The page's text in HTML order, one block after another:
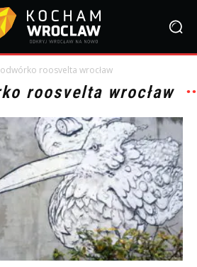
roosvelta wrocław
roosvelta wrocław